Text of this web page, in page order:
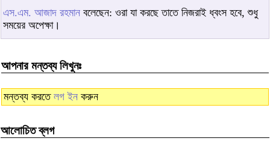
এস.এম. আজাদ রহমান বলেছেন: ওরা যা করছে তাতে নিজরাই ধ্বংস হবে, শুধু
সময়ের অপেক্ষা।
আপনার মন্তব্য লিখুনঃ
মন্তব্য করতে লগ ইন করুন
আলোচিত ব্লগ